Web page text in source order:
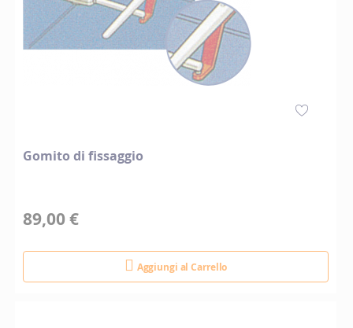
Gomito di fissaggio
89,00 €
Aggiungi al Carrello